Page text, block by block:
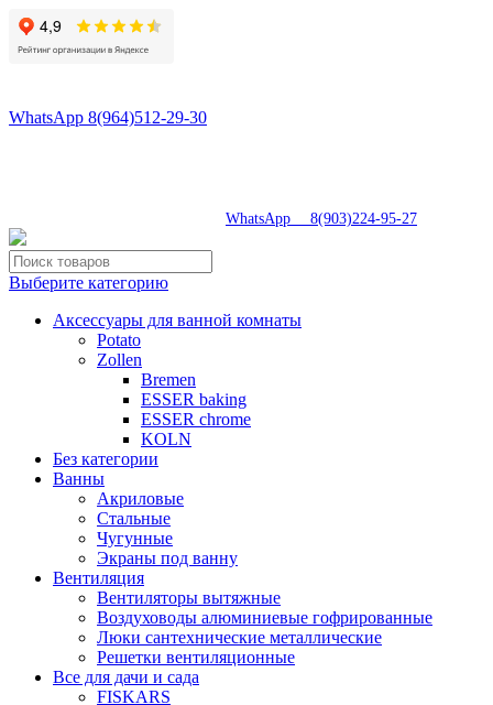
WhatsApp 8(964)512-29-30
WhatsApp 8(903)224-95-27
Выберите категорию
Аксессуары для ванной комнаты
Potato
Zollen
Bremen
ESSER baking
ESSER chrome
KOLN
Без категории
Ванны
Акриловые
Стальные
Чугунные
Экраны под ванну
Вентиляция
Вентиляторы вытяжные
Воздуховоды алюминиевые гофрированные
Люки сантехнические металлические
Решетки вентиляционные
Все для дачи и сада
FISKARS